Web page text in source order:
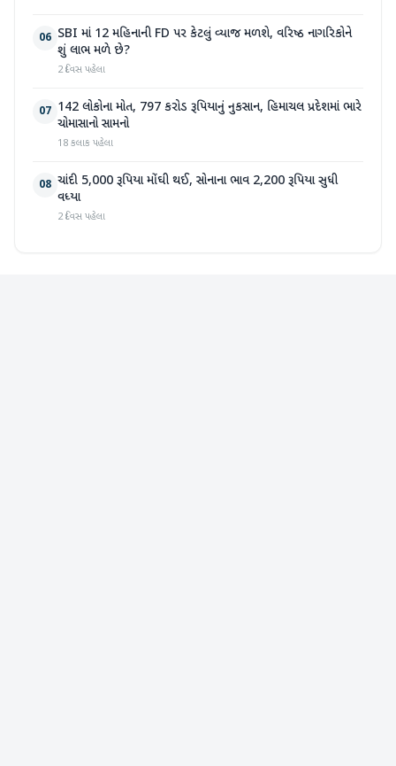
06 SBI માં 12 મહિનાની FD પર કેટલું વ્યાજ મળશે, વરિષ્ઠ નાગરિકોને
શું લાભ મળે છે?
2 દિવસ પહેલા
07 142 લોકોના મોત, 797 કરોડ રૂપિયાનું નુકસાન, હિમાચલ પ્રદેશમાં ભારે
ચોમાસાનો સામનો
18 કલાક પહેલા
08 ચાંદી 5,000 રૂપિયા મોંઘી થઈ, સોનાના ભાવ 2,200 રૂપિયા સુધી
વધ્યા
2 દિવસ પહેલા